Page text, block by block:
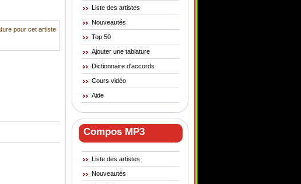
Liste des artistes
Nouveautés
Top 50
Ajouter une tablature
Dictionnaire d'accords
Cours vidéo
Aide
Compos MP3
Liste des artistes
Nouveautés
pour cet artiste